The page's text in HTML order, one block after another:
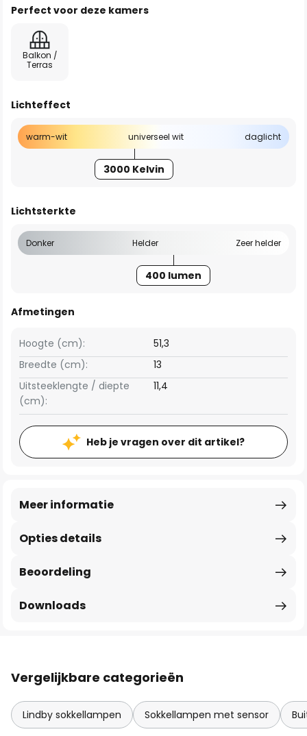
Perfect voor deze kamers
Balkon /
Terras
Lichteffect
warm-wit universeel wit daglicht
3000 Kelvin
Lichtsterkte
Donker Helder Zeer helder
400 lumen
Afmetingen
Breedte (cm): 13
Hoogte (cm): 51,3
Uitsteeklengte / diepte
(cm):
11,4
Heb je vragen over dit artikel?
Opties details
Meer informatie
Beoordeling
Downloads
Vergelijkbare categorieën
Lindby sokkellampen Sokkellampen met sensor